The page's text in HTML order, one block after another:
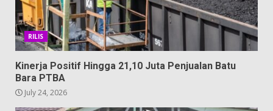
RILIS
Kinerja Positif Hingga 21,10 Juta Penjualan Batu
Bara PTBA
July 24, 2026